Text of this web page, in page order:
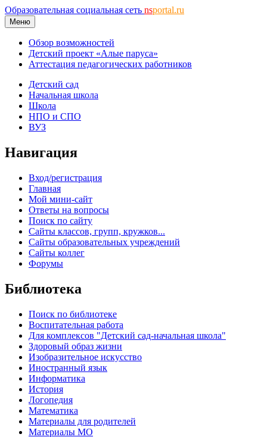
Образовательная социальная сеть nsportal.ru
Меню
Обзор возможностей
Детский проект «Алые паруса»
Аттестация педагогических работников
Детский сад
Начальная школа
Школа
НПО и СПО
ВУЗ
Навигация
Вход/регистрация
Главная
Мой мини-сайт
Ответы на вопросы
Поиск по сайту
Сайты классов, групп, кружков...
Сайты образовательных учреждений
Сайты коллег
Форумы
Библиотека
Поиск по библиотеке
Воспитательная работа
Для комплексов "Детский сад-начальная школа"
Здоровый образ жизни
Изобразительное искусство
Иностранный язык
Информатика
История
Логопедия
Математика
Материалы для родителей
Материалы МО